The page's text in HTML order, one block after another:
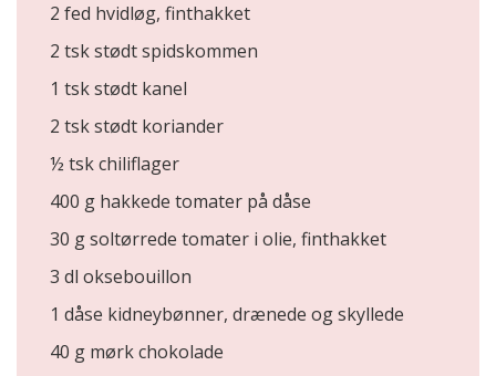
2 fed hvidløg, finthakket
2 tsk stødt spidskommen
1 tsk stødt kanel
2 tsk stødt koriander
½ tsk chiliflager
400 g hakkede tomater på dåse
30 g soltørrede tomater i olie, finthakket
3 dl oksebouillon
1 dåse kidneybønner, drænede og skyllede
40 g mørk chokolade